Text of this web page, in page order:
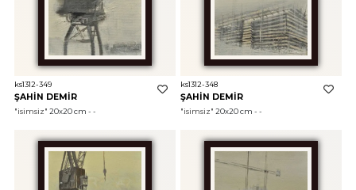
ks1312-349
ŞAHİN DEMİR
"isimsiz"
ks1312-348
ŞAHİN DEMİR
"isimsiz"